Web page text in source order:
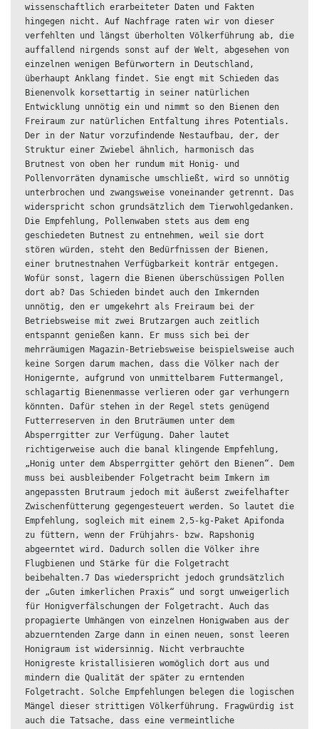
wissenschaftlich erarbeiteter Daten und Fakten
hingegen nicht. Auf Nachfrage raten wir von dieser
verfehlten und längst überholten Völkerführung ab, die
auffallend nirgends sonst auf der Welt, abgesehen von
einzelnen wenigen Befürwortern in Deutschland,
überhaupt Anklang findet. Sie engt mit Schieden das
Bienenvolk korsettartig in seiner natürlichen
Entwicklung unnötig ein und nimmt so den Bienen den
Freiraum zur natürlichen Entfaltung ihres Potentials.
Der in der Natur vorzufindende Nestaufbau, der, der
Struktur einer Zwiebel ähnlich, harmonisch das
Brutnest von oben her rundum mit Honig- und
Pollenvorräten dynamische umschließt, wird so unnötig
unterbrochen und zwangsweise voneinander getrennt. Das
widerspricht schon grundsätzlich dem Tierwohlgedanken.
Die Empfehlung, Pollenwaben stets aus dem eng
geschiedeten Butnest zu entnehmen, weil sie dort
stören würden, steht den Bedürfnissen der Bienen,
einer brutnestnahen Verfügbarkeit konträr entgegen.
Wofür sonst, lagern die Bienen überschüssigen Pollen
dort ab? Das Schieden bindet auch den Imkernden
unnötig, den er umgekehrt als Freiraum bei der
Betriebsweise mit zwei Brutzargen auch zeitlich
entspannt genießen kann. Er muss sich bei der
mehrräumigen Magazin-Betriebsweise beispielsweise auch
keine Sorgen darum machen, dass die Völker nach der
Honigernte, aufgrund von unmittelbarem Futtermangel,
schlagartig Bienenmasse verlieren oder gar verhungern
könnten. Dafür stehen in der Regel stets genügend
Futterreserven in den Bruträumen unter dem
Absperrgitter zur Verfügung. Daher lautet
richtigerweise auch die banal klingende Empfehlung,
„Honig unter dem Absperrgitter gehört den Bienen“. Dem
muss bei ausbleibender Folgetracht beim Imkern im
angepassten Brutraum jedoch mit äußerst zweifelhafter
Zwischenfütterung gegengesteuert werden. So lautet die
Empfehlung, sogleich mit einem 2,5-kg-Paket Apifonda
zu füttern, wenn der Frühjahrs- bzw. Rapshonig
abgeerntet wird. Dadurch sollen die Völker ihre
Flugbienen und Stärke für die Folgetracht
beibehalten.7 Das wiederspricht jedoch grundsätzlich
der „Guten imkerlichen Praxis“ und sorgt unweigerlich
für Honigverfälschungen der Folgetracht. Auch das
propagierte Umhängen von einzelnen Honigwaben aus der
abzuerntenden Zarge dann in einen neuen, sonst leeren
Honigraum ist widersinnig. Nicht verbrauchte
Honigreste kristallisieren womöglich dort aus und
mindern die Qualität der später zu erntenden
Folgetracht. Solche Empfehlungen belegen die logischen
Mängel dieser strittigen Völkerführung. Fragwürdig ist
auch die Tatsache, dass eine vermeintliche